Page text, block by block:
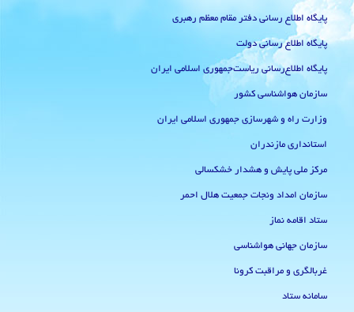
پایگاه اطلاع رسانی دفتر مقام معظم رهبری
پایگاه اطلاع رسانی دولت
پایگاه اطلاع‌رسانی ریاست‌جمهوری اسلامی ایران
سازمان هواشناسی کشور
وزارت راه و شهرسازی جمهوری اسلامی ایران
استانداری مازندران
مرکز ملی پایش و هشدار خشکسالی
سازمان امداد ونجات جمعیت هلال احمر
ستاد اقامه نماز
سازمان جهانی هواشناسی
غربالگری و مراقبت کرونا
سامانه ستاد